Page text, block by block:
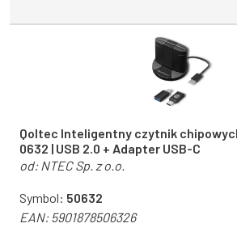
Qoltec Inteligentny czytnik
0632 | USB 2.0 + Adapter USB-C
od: NTEC Sp. z o.o.
Symbol: 50632
EAN:5901878506326